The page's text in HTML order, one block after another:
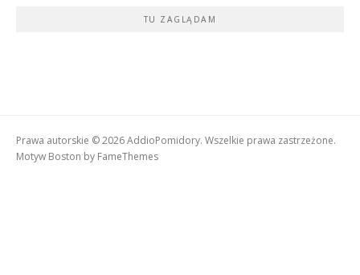
TU ZAGLĄDAM
Prawa autorskie © 2026 AddioPomidory. Wszelkie prawa zastrzeżone.
Motyw Boston by FameThemes